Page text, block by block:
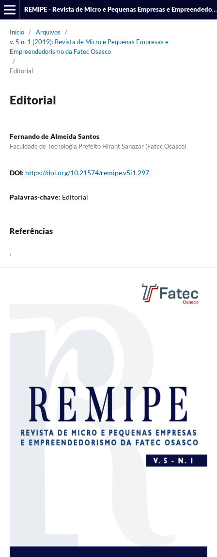
REMIPE - Revista de Micro e Pequenas Empresas e Empreendedorismo da Fatec Osasco
Início / Arquivos
/
v. 5 n. 1 (2019): Revista de Micro e Pequenas Empresas e
Empreendedorismo da Fatec Osasco
/
Editorial
Editorial
Fernando de Almeida Santos
Faculdade de Tecnologia Prefeito Hirant Sanazar (Fatec Osasco)
DOI: https://doi.org/10.21574/remipe.v5i1.297
Palavras-chave: Editorial
Referências
.